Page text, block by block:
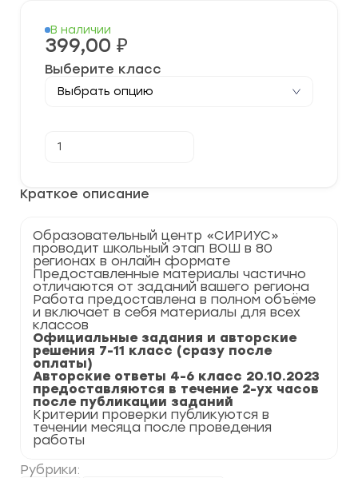
Краткое описание
Образовательный центр «СИРИУС»
проводит школьный этап ВОШ в 80
регионах в онлайн формате
Предоставленные материалы частично
отличаются от заданий вашего региона
Работа предоставлена в полном объёме
и включает в себя материалы для всех
классов
Официальные задания и авторские
решения 7-11 класс (сразу после
оплаты)
Авторские ответы 4-6 класс 20.10.2023
предоставляются в течение 2-ух часов
после публикации заданий
Критерии проверки публикуются в
течении месяца после проведения
работы
Рубрики:
В наличии
399,00 ₽
Выберите класс
товара
ответы
ВсОШ
по
Математике
2023-
2024
-
4
группа
(19-
20
октября
2023)